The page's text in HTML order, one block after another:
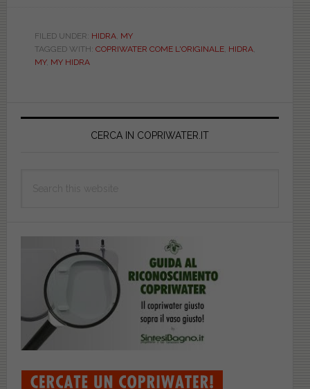
COME
l’ORIGINALE.
FILED UNDER: HIDRA, MY
TAGGED WITH: COPRIWATER COME L'ORIGINALE, HIDRA,
MY, MY HIDRA
Primary
CERCA IN COPRIWATER.IT